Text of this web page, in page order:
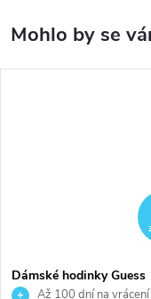
Dámské hodinky Guess
GW0104L1
Až 100 dní na